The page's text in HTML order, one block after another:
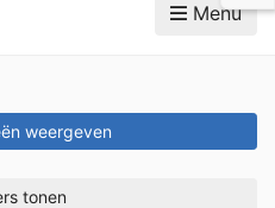
Menu
weergeven
tonen